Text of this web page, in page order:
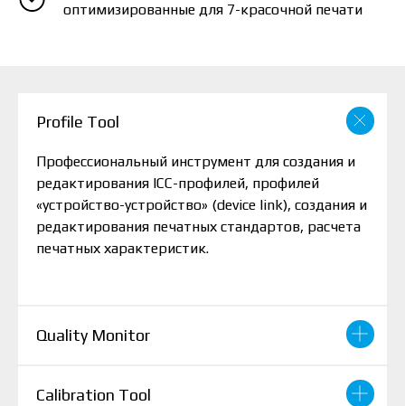
оптимизированные для 7-красочной печати
Profile Tool
Профессиональный инструмент для создания и
редактирования ICC-профилей, профилей
«устройство-устройство» (device link), создания и
редактирования печатных стандартов, расчета
печатных характеристик.
Quality Monitor
Calibration Tool